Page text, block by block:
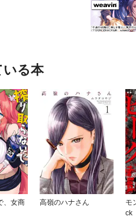
る本
、女商
高嶺のハナさん
モ
ck